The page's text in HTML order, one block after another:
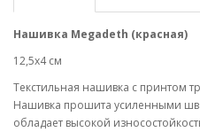
Нашивка Megadeth (красная)
12,5х4 см
Текстильная нашивка с принтом
Нашивка прошита усиленными
обладает высокой